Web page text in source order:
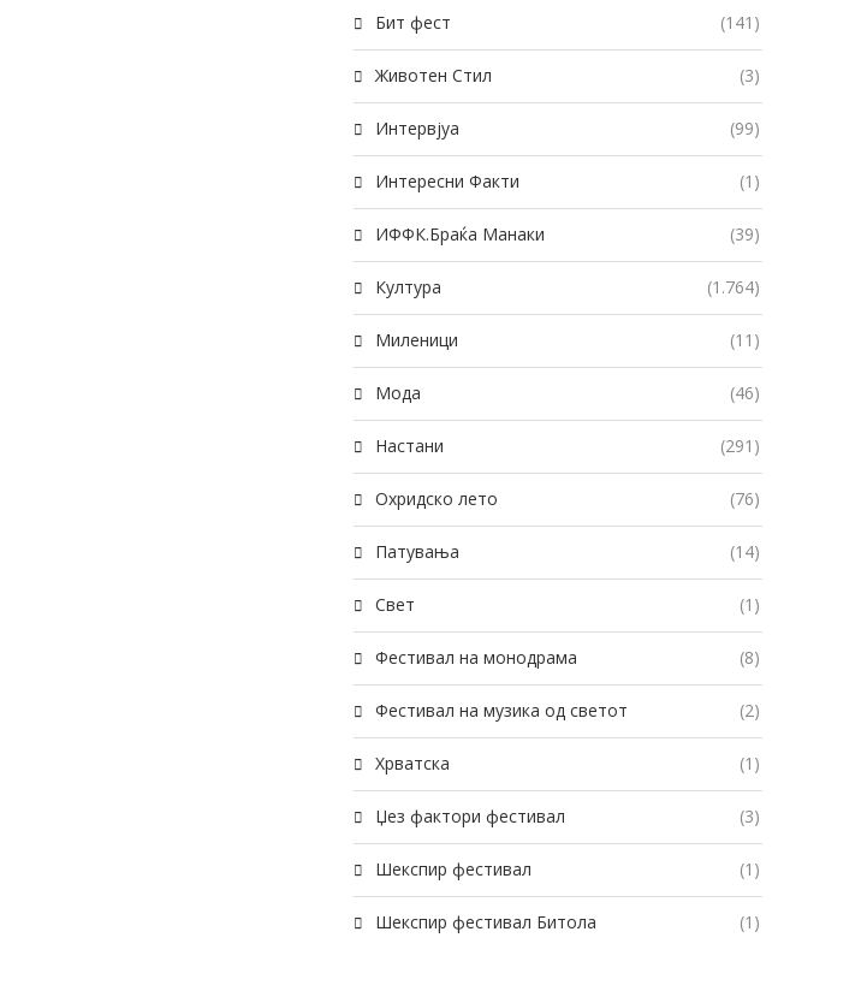
Бит фест (141)
Животен Стил (3)
Интервјуа (99)
Интересни Факти (1)
ИФФК.Браќа Манаки (39)
Култура (1.764)
Миленици (11)
Мода (46)
Настани (291)
Охридско лето (76)
Патувања (14)
Свет (1)
Фестивал на монодрама (8)
Фестивал на музика од светот (2)
Хрватска (1)
Џез фактори фестивал (3)
Шекспир фестивал (1)
Шекспир фестивал Битола (1)